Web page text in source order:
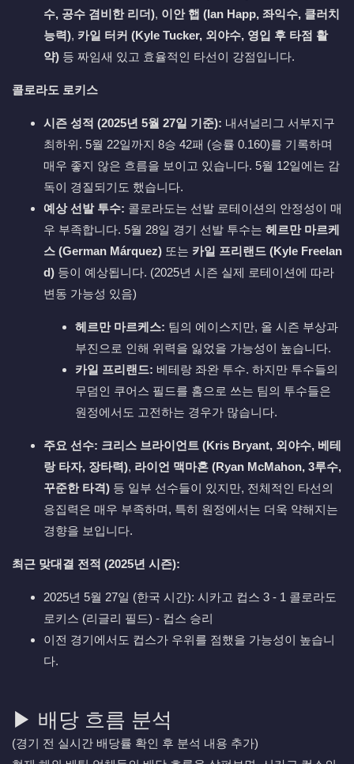
수, 공수 겸비한 리더), 이안 햅 (Ian Happ, 좌익수, 클러치
능력), 카일 터커 (Kyle Tucker, 외야수, 영입 후 타점 활
약) 등 짜임새 있고 효율적인 타선이 강점입니다.
콜로라도 로키스
시즌 성적 (2025년 5월 27일 기준): 내셔널리그 서부지구
최하위. 5월 22일까지 8승 42패 (승률 0.160)를 기록하며
매우 좋지 않은 흐름을 보이고 있습니다. 5월 12일에는 감
독이 경질되기도 했습니다.
예상 선발 투수: 콜로라도는 선발 로테이션의 안정성이 매
우 부족합니다. 5월 28일 경기 선발 투수는 헤르만 마르케
스 (German Márquez) 또는 카일 프리랜드 (Kyle Freelan
d) 등이 예상됩니다. (2025년 시즌 실제 로테이션에 따라
변동 가능성 있음)
헤르만 마르케스: 팀의 에이스지만, 올 시즌 부상과
부진으로 인해 위력을 잃었을 가능성이 높습니다.
카일 프리랜드: 베테랑 좌완 투수. 하지만 투수들의
무덤인 쿠어스 필드를 홈으로 쓰는 팀의 투수들은
원정에서도 고전하는 경우가 많습니다.
주요 선수: 크리스 브라이언트 (Kris Bryant, 외야수, 베테
랑 타자, 장타력), 라이언 맥마혼 (Ryan McMahon, 3루수,
꾸준한 타격) 등 일부 선수들이 있지만, 전체적인 타선의
응집력은 매우 부족하며, 특히 원정에서는 더욱 약해지는
경향을 보입니다.
최근 맞대결 전적 (2025년 시즌):
2025년 5월 27일 (한국 시간): 시카고 컵스 3 - 1 콜로라도
로키스 (리글리 필드) - 컵스 승리
이전 경기에서도 컵스가 우위를 점했을 가능성이 높습니
다.
▶ 배당 흐름 분석
(경기 전 실시간 배당률 확인 후 분석 내용 추가)